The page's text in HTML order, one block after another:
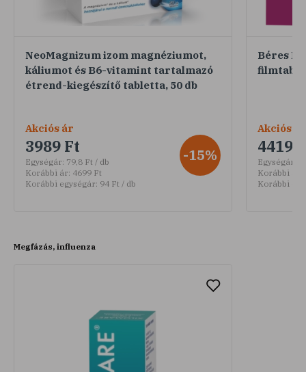
NeoMagnizum izom magnéziumot,
káliumot és B6-vitamint tartalmazó
étrend-kiegészítő tabletta, 50 db
Akciós ár
3989 Ft
Egységár: 79,8 Ft / db
Korábbi ár: 4699 Ft
Korábbi egységár: 94 Ft / db
-15%
Béres
Akciós ár
4419
Egységár:
Korábbi ár:
Korábbi
Megfázás, influenza